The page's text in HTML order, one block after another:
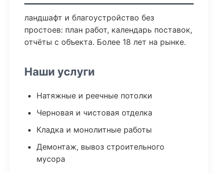
ландшафт и благоустройство без
простоев: план работ, календарь поставок,
отчёты с объекта. Более 18 лет на рынке.
Наши услуги
Натяжные и реечные потолки
Черновая и чистовая отделка
Кладка и монолитные работы
Демонтаж, вывоз строительного
мусора